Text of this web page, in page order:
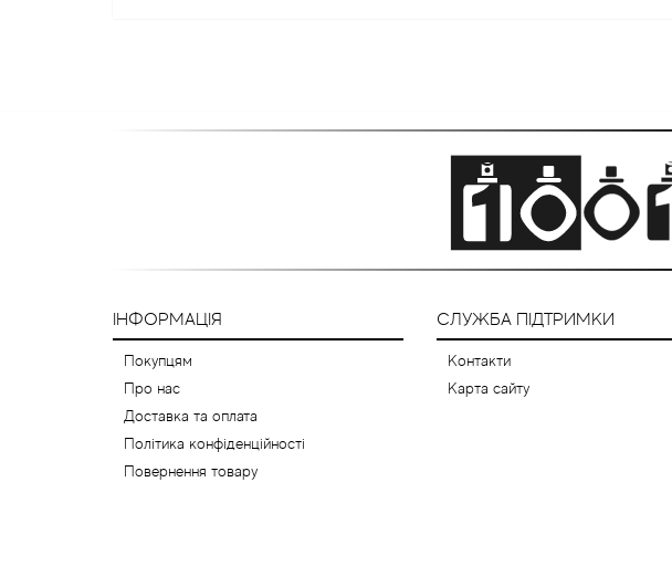
ІНФОРМАЦІЯ
Покупцям
Про нас
Доставка та оплата
Політика конфіденційності
Повернення товару
СЛУЖБА ПІДТРИМКИ
Контакти
Карта сайту